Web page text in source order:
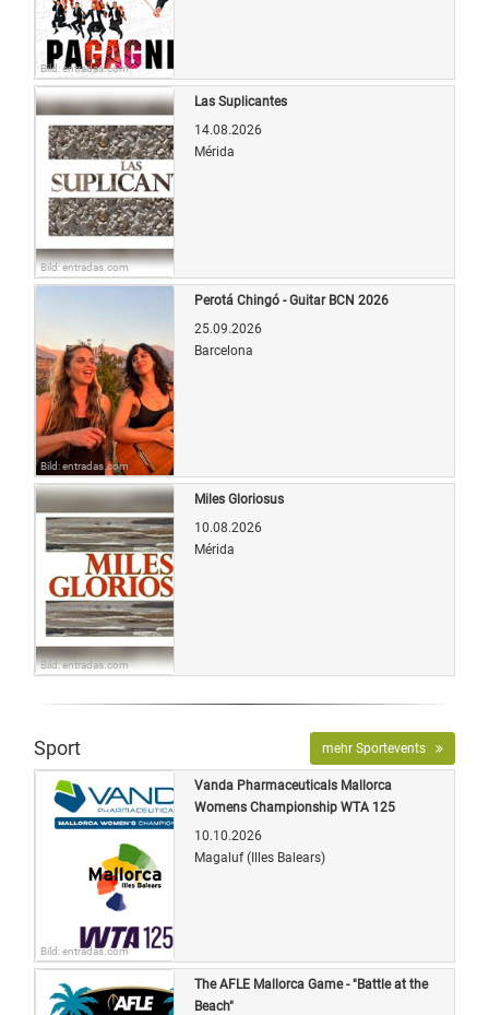
Bild: entradas.com
Bild: entradas.com
Las Suplicantes
14.08.2026
Mérida
Bild: entradas.com
Perotá Chingó - Guitar BCN 2026
25.09.2026
Barcelona
Bild: entradas.com
Miles Gloriosus
10.08.2026
Mérida
Sport mehr Sportevents
Bild: entradas.com
Vanda Pharmaceuticals Mallorca
Womens Championship WTA 125
10.10.2026
Magaluf (Illes Balears)
The AFLE Mallorca Game - "Battle at the
Beach"